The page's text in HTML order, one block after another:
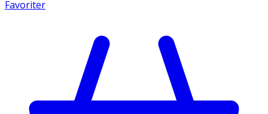
Favoriter